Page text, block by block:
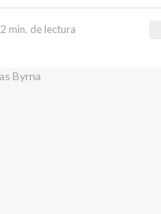
2 min. de lectura